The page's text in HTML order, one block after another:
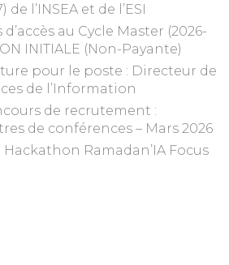
de l’INSEA et de l’ESI
au Cycle Master (2026-
INITIALE (Non-Payante)
pour le poste : Directeur de
de l’Information
de recrutement :
de conférences – Mars 2026
Ramadan’IA Focus